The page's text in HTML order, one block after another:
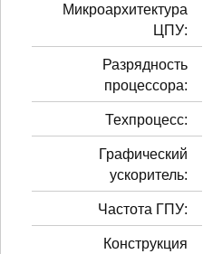
Микроархитектура
ЦПУ:
Разрядность
процессора:
Техпроцесс:
Графический
ускоритель:
Частота ГПУ:
Конструкция